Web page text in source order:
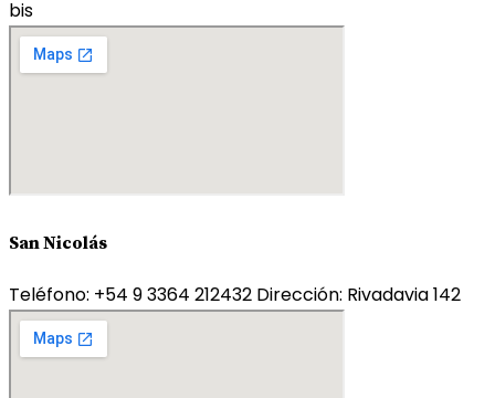
bis
San Nicolás
Teléfono: +54 9 3364 212432 Dirección: Rivadavia 142